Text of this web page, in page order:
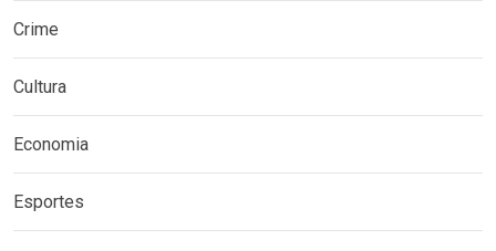
Crime
Cultura
Economia
Esportes